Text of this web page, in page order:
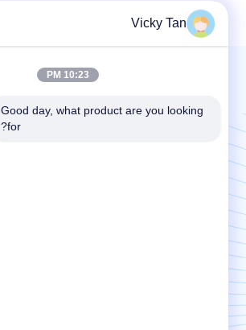
Vicky Tan
10:23 PM
Good day, what product are you looking
for?